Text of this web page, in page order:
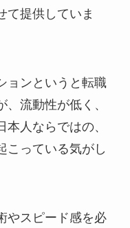
て提供していま
ョンというと転職
流動性が低く、
人ならではの、
こっている気がし
やスピード感を必